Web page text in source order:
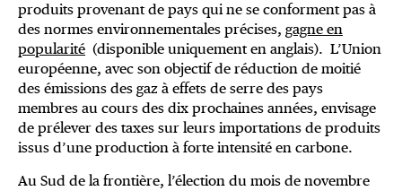
produits provenant de pays qui ne se conforment pas à
des normes environnementales précises, gagne en
popularité (disponible uniquement en anglais). L’Union
européenne, avec son objectif de réduction de moitié
des émissions des gaz à effets de serre des pays
membres au cours des dix prochaines années, envisage
de prélever des taxes sur leurs importations de produits
issus d’une production à forte intensité en carbone.
Au Sud de la frontière, l’élection du mois de novembre